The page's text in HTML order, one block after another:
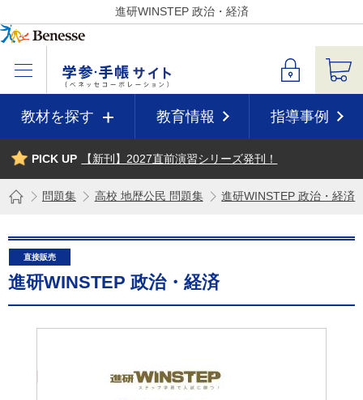
進研WINSTEP 政治・経済
教材を探す 教育情報 指導事例
PICK UP 【新刊】2027直前演習シリーズ発刊！
問題集 高校 地歴公民 問題集 進研WINSTEP 政治・経済
直接販売
進研WINSTEP 政治・経済